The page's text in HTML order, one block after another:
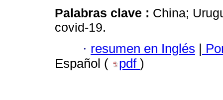
Palabras clave : China;
covid-19.
· resumen en Inglés |
Español (
pdf )